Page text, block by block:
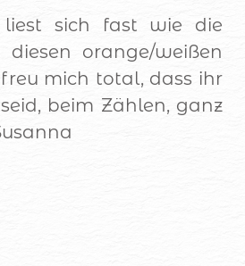
liest sich fast wie die
orange/weißen
mich total, dass ihr
beim Zählen, ganz